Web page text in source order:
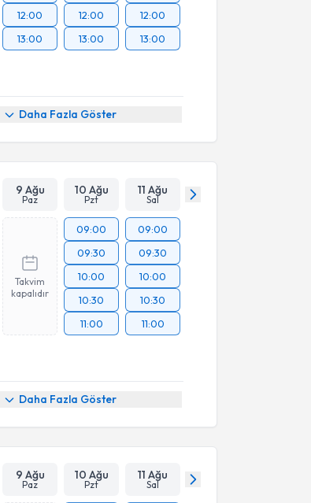
12:00
13:00
12:00
13:00
12:00
13:00
Daha Fazla Göster
9 Ağu
Paz
10 Ağu
Pzt
11 Ağu
Sal
Takvim
kapalıdır
09:00
09:30
10:00
10:30
11:00
09:00
09:30
10:00
10:30
11:00
Daha Fazla Göster
9 Ağu
Paz
10 Ağu
Pzt
11 Ağu
Sal